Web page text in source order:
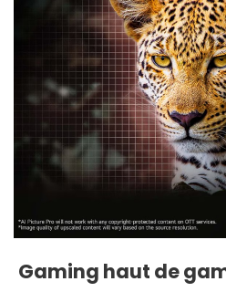
Gaming haut de